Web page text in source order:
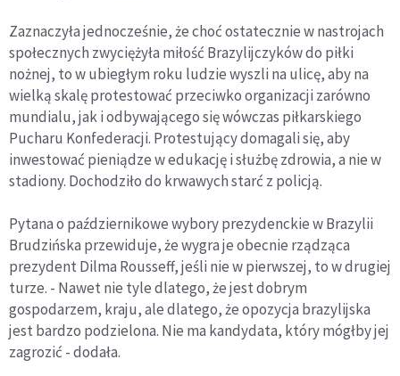
Zaznaczyła jednocześnie, że choć ostatecznie w nastrojach
społecznych zwyciężyła miłość Brazylijczyków do piłki
nożnej, to w ubiegłym roku ludzie wyszli na ulicę, aby na
wielką skalę protestować przeciwko organizacji zarówno
mundialu, jak i odbywającego się wówczas piłkarskiego
Pucharu Konfederacji. Protestujący domagali się, aby
inwestować pieniądze w edukację i służbę zdrowia, a nie w
stadiony. Dochodziło do krwawych starć z policją.
Pytana o październikowe wybory prezydenckie w Brazylii
Brudzińska przewiduje, że wygra je obecnie rządząca
prezydent Dilma Rousseff, jeśli nie w pierwszej, to w drugiej
turze. - Nawet nie tyle dlatego, że jest dobrym
gospodarzem, kraju, ale dlatego, że opozycja brazylijska
jest bardzo podzielona. Nie ma kandydata, który mógłby jej
zagrozić - dodała.